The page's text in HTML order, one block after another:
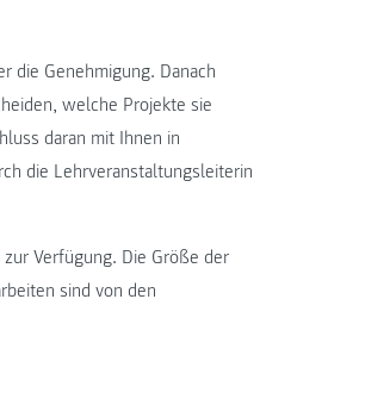
die Genehmigung. Danach
welche Projekte sie
daran mit Ihnen in
die Lehrveranstaltungsleiterin
Verfügung. Die Größe der
sind von den